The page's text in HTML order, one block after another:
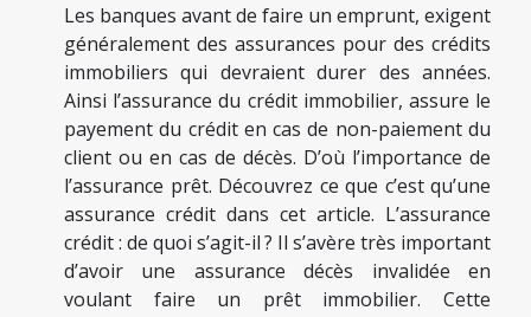
Les banques avant de faire un emprunt, exigent
généralement des assurances pour des crédits
immobiliers qui devraient durer des années.
Ainsi l’assurance du crédit immobilier, assure le
payement du crédit en cas de non-paiement du
client ou en cas de décès. D’où l’importance de
l’assurance prêt. Découvrez ce que c’est qu’une
assurance crédit dans cet article. L’assurance
crédit : de quoi s’agit-il ? Il s’avère très important
d’avoir une assurance décès invalidée en
voulant faire un prêt immobilier. Cette